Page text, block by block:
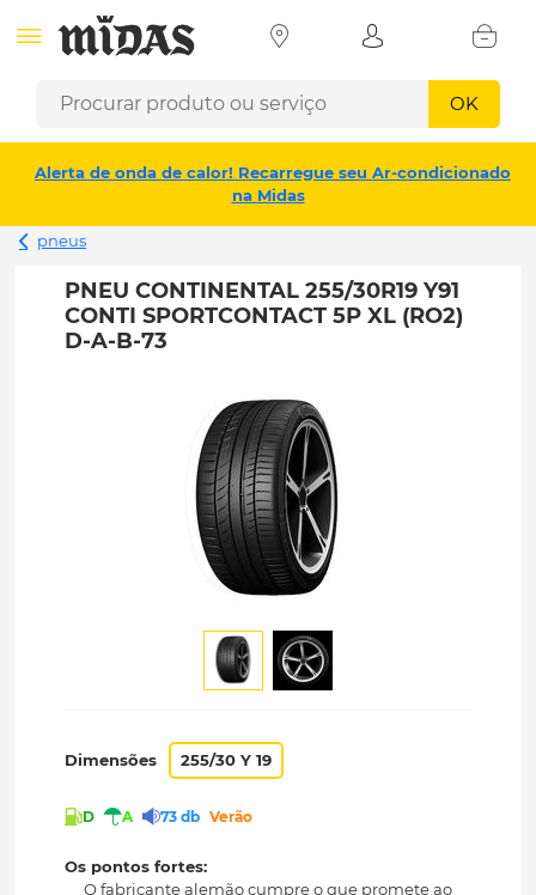
OK
Alerta de onda de calor! Recarregue seu Ar-condicionado
na Midas
pneus
PNEU CONTINENTAL 255/30R19 Y91
CONTI SPORTCONTACT 5P XL (RO2)
D-A-B-73
Dimensões 255/30 Y 19
D A 73 db Verão
Os pontos fortes:
O fabricante alemão cumpre o que promete ao